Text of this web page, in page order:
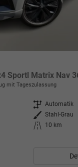
mit Tageszulassung
Getriebe Automatik
Außenfarbe Stahl-Grau
Kilometerstand
10 km